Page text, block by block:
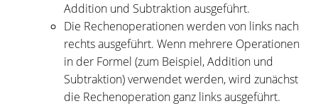
Addition und Subtraktion ausgeführt.
Die Rechenoperationen werden von links nach
rechts ausgeführt. Wenn mehrere Operationen
in der Formel (zum Beispiel, Addition und
Subtraktion) verwendet werden, wird zunächst
die Rechenoperation ganz links ausgeführt.